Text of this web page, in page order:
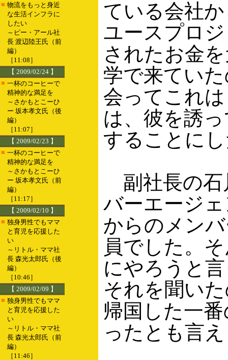
■ 物流をもっと身近
な生活インフラに
したい
～ピー・アール社
長 渡辺陸王氏（前
編）
［11:08］
【 2009/02/24 】
■ 一杯のコーヒーで
精神的な満足を
～さかもとこーひ
ー 坂本孝文氏（後
編）
［11:07］
【 2009/02/23 】
■ 一杯のコーヒーで
精神的な満足を
～さかもとこーひ
ー 坂本孝文氏（前
編）
［11:17］
【 2009/02/10 】
■ 独身男性でもママ
と育児を応援した
い
～リトル・ママ社
長 森光太郎氏（後
編）
［10:46］
【 2009/02/09 】
■ 独身男性でもママ
と育児を応援した
い
～リトル・ママ社
長 森光太郎氏（前
編）
［11:46］
ている会社
ユースプロ
されたお金
学で来てい
会ってこれ
は、彼を誘
することに
副社長の石
バーエージ
からのメン
員でした。
にやろうと
それを聞い
帰国した一
ったとも言